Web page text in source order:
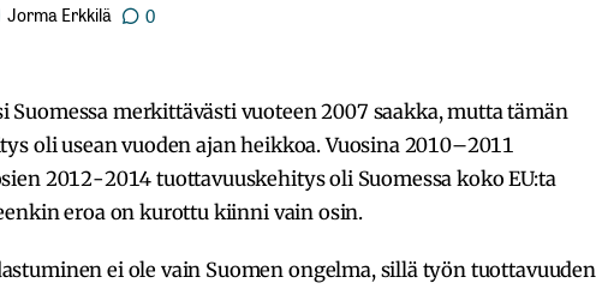
Jorma Erkkilä 0
Suomessa merkittävästi vuoteen 2007 saakka, mutta tämän
oli usean vuoden ajan heikkoa. Vuosina 2010–2011
2012-2014 tuottavuuskehitys oli Suomessa koko EU:ta
eroa on kurottu kiinni vain osin.
ei ole vain Suomen ongelma, sillä työn tuottavuuden